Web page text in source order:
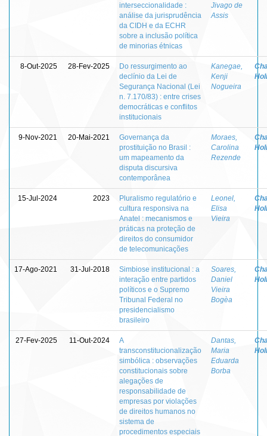
interseccionalidade :
análise da jurisprudência
da CIDH e da ECHR
sobre a inclusão política
de minorias étnicas
Jivago de
Assis
8-Out-2025 28-Fev-2025
Do ressurgimento ao
declínio da Lei de
Segurança Nacional (Lei
n. 7.170/83) : entre crises
democráticas e conflitos
institucionais
Kanegae,
Kenji
Nogueira
9-Nov-2021 20-Mai-2021
Governança da
prostituição no Brasil :
um mapeamento da
disputa discursiva
contemporânea
Moraes,
Carolina
Rezende
15-Jul-2024 2023
Pluralismo regulatório e
cultura responsiva na
Anatel : mecanismos e
práticas na proteção de
direitos do consumidor
de telecomunicações
Leonel,
Elisa
Vieira
17-Ago-2021 31-Jul-2018
Simbiose institucional : a
interação entre partidos
políticos e o Supremo
Tribunal Federal no
presidencialismo
brasileiro
Soares,
Daniel
Vieira
Bogèa
27-Fev-2025 11-Out-2024
A
transconstitucionalização
simbólica : observações
constitucionais sobre
alegações de
responsabilidade de
empresas por violações
de direitos humanos no
sistema de
procedimentos especiais
Dantas,
Maria
Eduarda
Borba